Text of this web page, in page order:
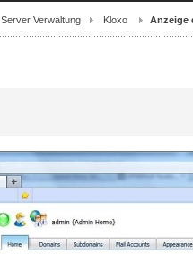
Server Verwaltung Kloxo Anzeige